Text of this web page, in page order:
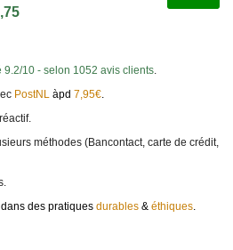
9.2/10 - selon 1052 avis clients.
PostNL àpd 7,95€.
méthodes (Bancontact, carte de crédit,
dans des pratiques durables & éthiques.